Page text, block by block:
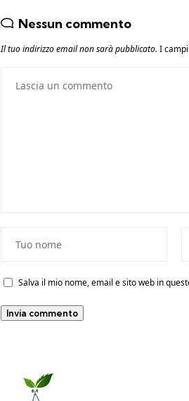
Nessun commento
Il tuo indirizzo email non sarà pubblicato. I
Salva il mio nome, email e sito web in